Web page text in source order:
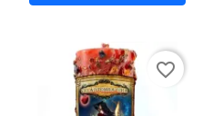
favorite_border